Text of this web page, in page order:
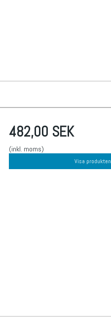
482,00 SEK
(inkl. moms)
Visa produkten